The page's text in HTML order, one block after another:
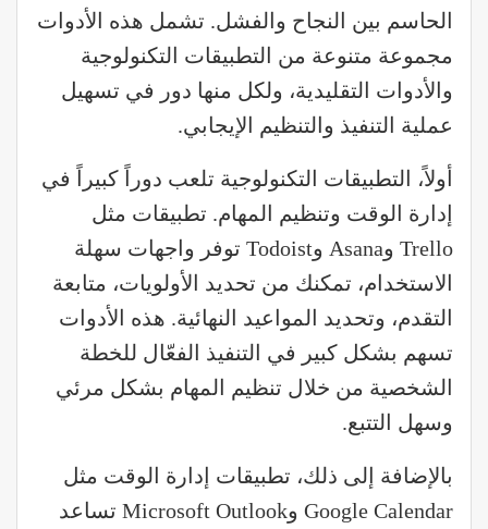
الحاسم بين النجاح والفشل. تشمل هذه الأدوات
مجموعة متنوعة من التطبيقات التكنولوجية
والأدوات التقليدية، ولكل منها دور في تسهيل
عملية التنفيذ والتنظيم الإيجابي.
أولاً، التطبيقات التكنولوجية تلعب دوراً كبيراً في
إدارة الوقت وتنظيم المهام. تطبيقات مثل
Trello وAsana وTodoist توفر واجهات سهلة
الاستخدام، تمكنك من تحديد الأولويات، متابعة
التقدم، وتحديد المواعيد النهائية. هذه الأدوات
تسهم بشكل كبير في التنفيذ الفعّال للخطة
الشخصية من خلال تنظيم المهام بشكل مرئي
وسهل التتبع.
بالإضافة إلى ذلك، تطبيقات إدارة الوقت مثل
Google Calendar وMicrosoft Outlook تساعد